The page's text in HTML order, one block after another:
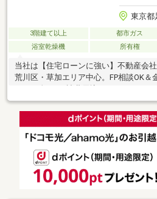
東京都
3階建て以上 都市ガス
浴室乾燥機
所有権
当社は【住宅ローンに強い】不動産会
荒川区・草加エリア中心。FP相談OK＆
や、他社で住宅ローンが難しかった方
い。▼資料請求・内覧予約 受付中▼フ
295電話が苦手な方は【下記パンフレッ
能です。